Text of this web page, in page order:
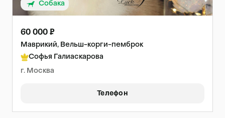
Собака
60 000 ₽
Маврикий, Вельш-корги-пемброк
Софья Галиаскарова
г. Москва
Телефон